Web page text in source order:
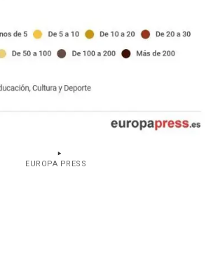
EUROPA PRESS